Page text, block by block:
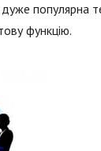
популярна
функцію.